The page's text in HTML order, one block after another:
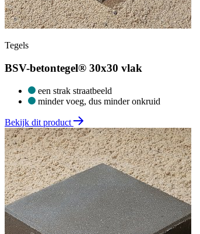
Tegels
BSV-betontegel® 30x30 vlak
een strak straatbeeld
minder voeg, dus minder onkruid
Bekijk dit product